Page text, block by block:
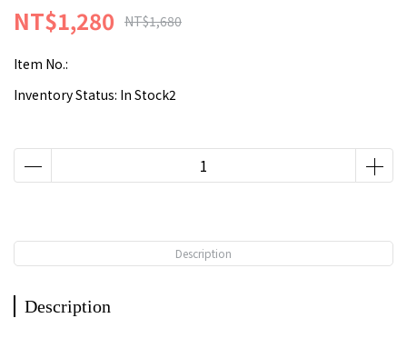
NT$1,280 NT$1,680
Item No.:
Inventory Status: In Stock2
Description
Description